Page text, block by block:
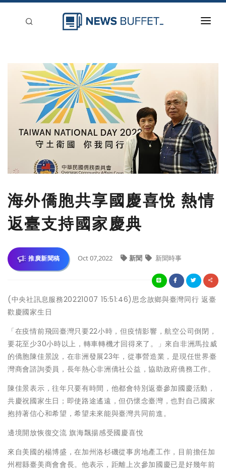
新聞稿分類
登入
刊登
海外僑胞共享國慶喜悅 熱情
返臺支持國家慶典
推廣新聞稿 Oct 07,2022 新聞 新聞時事
(中央社訊息服務20221007 15:51:46)思念故鄉與臺灣同行 返臺
歡慶國家生日
「在疫情前飛回臺灣只要22小時，但疫情影響，航空公司倒閉，
要花至少30小時以上，轉車轉機才回得來了。」來自非洲馬拉威
的僑胞陳佳景說，在非洲發展23年，從事營造業，是現任世界臺
灣商會諮詢委員，長年熱心非洲僑社公益，協助政府僑務工作。
陳佳景表示，往年只要有時間，他都會特別返臺參加國慶活動，
共慶祝國家生日；即使路途遙遠，但仍懷念臺灣，也對自己國家
抱持著信心和希望，希望未來能與臺灣共同前進。
邊境開放恢復交流 旗海飄揚感受國慶喜悅
來自美國的楊博盛，在加州洛杉磯從事房地產工作，目前擔任加
州柑縣臺美商會會長。他表示，距離上次參加國慶已是好幾年前